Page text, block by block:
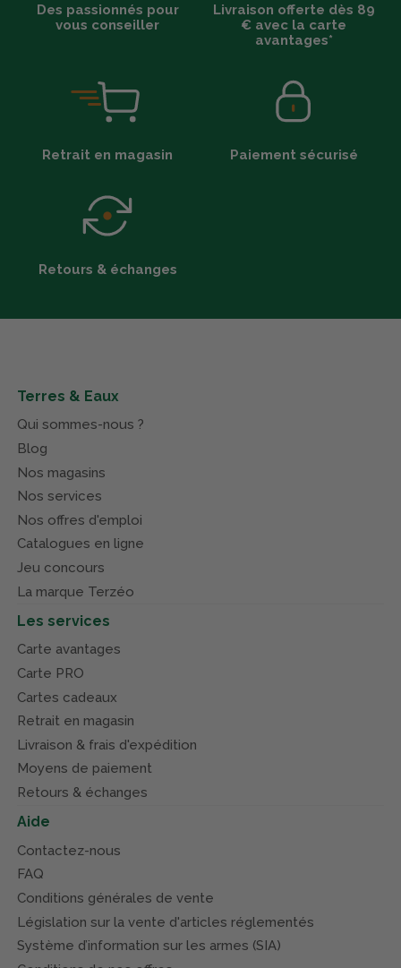
Des passionnés pour
vous conseiller
Livraison offerte dès 89
€ avec la carte
avantages*
Retrait en magasin Paiement sécurisé
Retours & échanges
Terres & Eaux
Qui sommes-nous ?
Blog
Nos magasins
Nos services
Nos offres d'emploi
Catalogues en ligne
Jeu concours
La marque Terzéo
Les services
Carte avantages
Carte PRO
Cartes cadeaux
Retrait en magasin
Livraison & frais d'expédition
Moyens de paiement
Retours & échanges
Aide
Contactez-nous
FAQ
Conditions générales de vente
Législation sur la vente d'articles réglementés
Système d’information sur les armes (SIA)